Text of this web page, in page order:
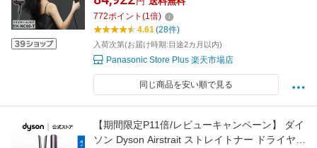
nanocare ULTIMATE ナノイー イオン 速乾 ボ
リュームアップ&ストレーター 温冷リズム スカ
ルプ 髪質 送料無料
772ポイント (1倍)
4.61(28件)
入荷次第(お届け時期:目途2カ月以内)
Panasonic Store Plus 楽天市場店
同じ商品を安い順で見る
【期間限定P11倍/レビューキャンペーン】 ダイ
ソン Dyson Airstrait ストレイトナー ドライヤー